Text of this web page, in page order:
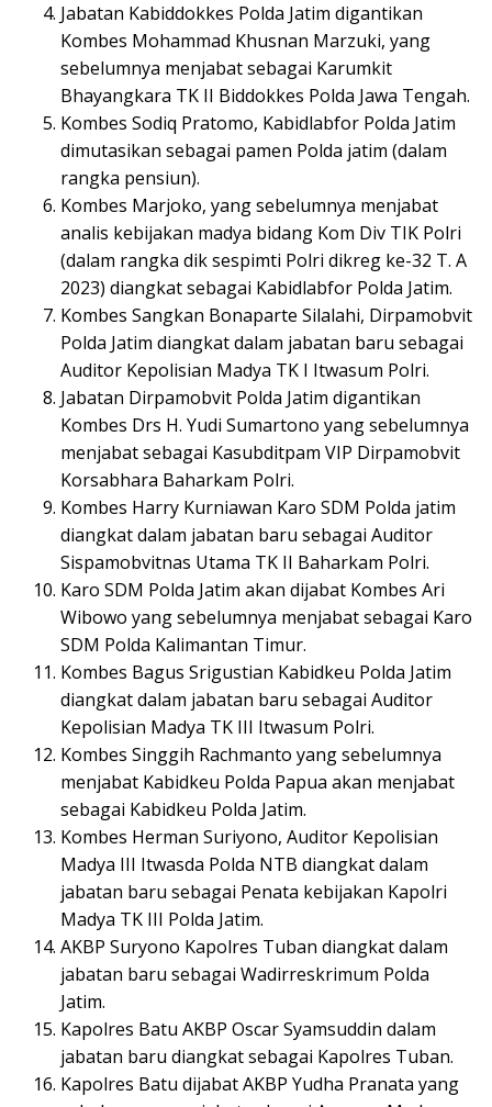
Jabatan Kabiddokkes Polda Jatim digantikan
Kombes Mohammad Khusnan Marzuki, yang
sebelumnya menjabat sebagai Karumkit
Bhayangkara TK II Biddokkes Polda Jawa Tengah.
Kombes Sodiq Pratomo, Kabidlabfor Polda Jatim
dimutasikan sebagai pamen Polda jatim (dalam
rangka pensiun).
Kombes Marjoko, yang sebelumnya menjabat
analis kebijakan madya bidang Kom Div TIK Polri
(dalam rangka dik sespimti Polri dikreg ke-32 T. A
2023) diangkat sebagai Kabidlabfor Polda Jatim.
Kombes Sangkan Bonaparte Silalahi, Dirpamobvit
Polda Jatim diangkat dalam jabatan baru sebagai
Auditor Kepolisian Madya TK I Itwasum Polri.
Jabatan Dirpamobvit Polda Jatim digantikan
Kombes Drs H. Yudi Sumartono yang sebelumnya
menjabat sebagai Kasubditpam VIP Dirpamobvit
Korsabhara Baharkam Polri.
Kombes Harry Kurniawan Karo SDM Polda jatim
diangkat dalam jabatan baru sebagai Auditor
Sispamobvitnas Utama TK II Baharkam Polri.
Karo SDM Polda Jatim akan dijabat Kombes Ari
Wibowo yang sebelumnya menjabat sebagai Karo
SDM Polda Kalimantan Timur.
Kombes Bagus Srigustian Kabidkeu Polda Jatim
diangkat dalam jabatan baru sebagai Auditor
Kepolisian Madya TK III Itwasum Polri.
Kombes Singgih Rachmanto yang sebelumnya
menjabat Kabidkeu Polda Papua akan menjabat
sebagai Kabidkeu Polda Jatim.
Kombes Herman Suriyono, Auditor Kepolisian
Madya III Itwasda Polda NTB diangkat dalam
jabatan baru sebagai Penata kebijakan Kapolri
Madya TK III Polda Jatim.
AKBP Suryono Kapolres Tuban diangkat dalam
jabatan baru sebagai Wadirreskrimum Polda
Jatim.
Kapolres Batu AKBP Oscar Syamsuddin dalam
jabatan baru diangkat sebagai Kapolres Tuban.
Kapolres Batu dijabat AKBP Yudha Pranata yang